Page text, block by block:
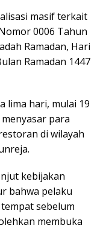
masif terkait
0006 Tahun
Ramadan, Hari
Ramadan 1447
lima hari, mulai 19
para
di wilayah
kebijakan
bahwa pelaku
sebelum
membuka